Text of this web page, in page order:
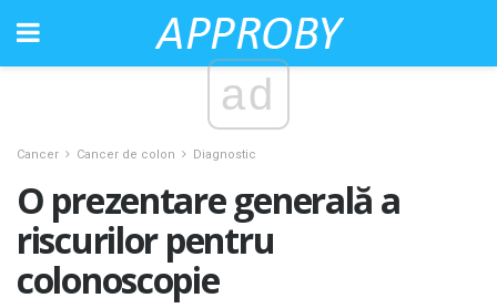
ad
Cancer Cancer de colon Diagnostic
O prezentare generală a
riscurilor pentru
colonoscopie